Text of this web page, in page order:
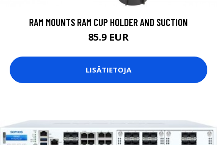
RAM MOUNTS RAM CUP HOLDER AND SUCTION
85.9 EUR
LISÄTIETOJA